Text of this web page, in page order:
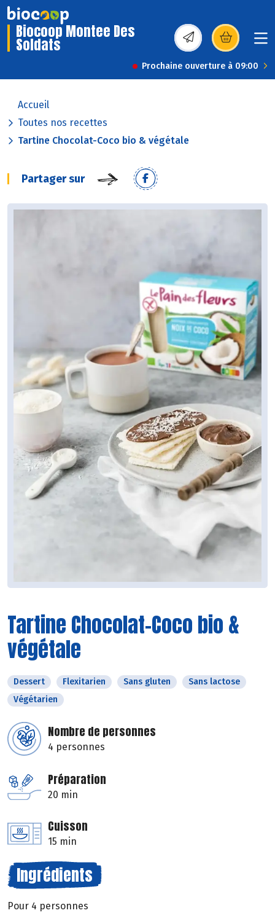
Biocoop Montee Des
Soldats (s’ouvre dans une
Prochaine ouverture à 09:00
Accueil
Toutes nos recettes
Tartine Chocolat-Coco bio & végétale
Partager sur
Tartine Chocolat-Coco bio &
végétale
Dessert Flexitarien Sans gluten
Sans lactose
Végétarien
Nombre de personnes
4 personnes
Préparation
20 min
Cuisson
15 min
Ingrédients
Pour 4 personnes